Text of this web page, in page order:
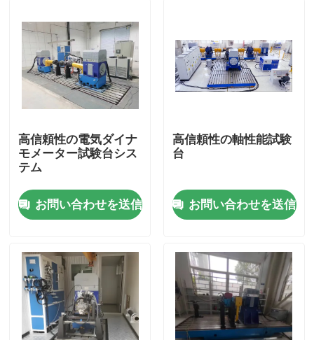
家へ
製品
わたしたち に つい て
工場 ツアー
高信頼性の電気ダイナ
モメーター試験台シス
テム
お問い合わせを送信
高信頼性の軸性能試験
台
お問い合わせを送信